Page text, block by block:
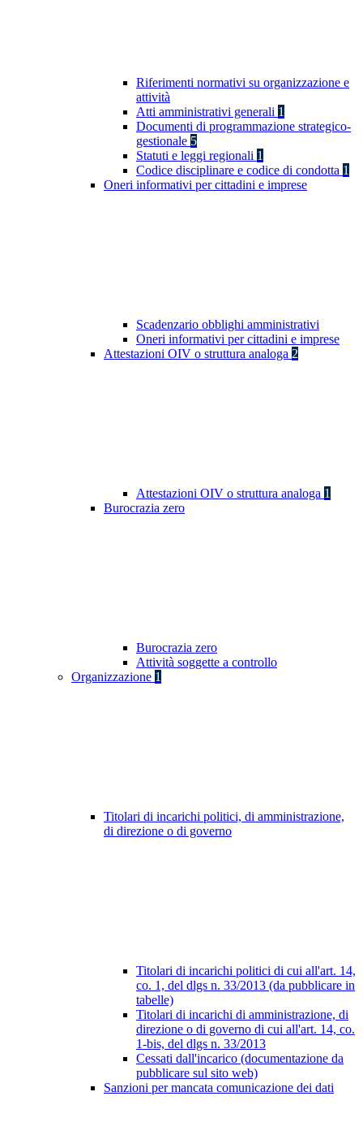
Riferimenti normativi su organizzazione e
attività
Atti amministrativi generali 1
Documenti di programmazione strategico-
gestionale 5
Statuti e leggi regionali 1
Codice disciplinare e codice di condotta 1
Oneri informativi per cittadini e imprese
Scadenzario obblighi amministrativi
Oneri informativi per cittadini e imprese
Attestazioni OIV o struttura analoga 2
Attestazioni OIV o struttura analoga 1
Burocrazia zero
Burocrazia zero
Attività soggette a controllo
Organizzazione 1
Titolari di incarichi politici, di amministrazione,
di direzione o di governo
Titolari di incarichi politici di cui all'art. 14,
co. 1, del dlgs n. 33/2013 (da pubblicare in
tabelle)
Titolari di incarichi di amministrazione, di
direzione o di governo di cui all'art. 14, co.
1-bis, del dlgs n. 33/2013
Cessati dall'incarico (documentazione da
pubblicare sul sito web)
Sanzioni per mancata comunicazione dei dati